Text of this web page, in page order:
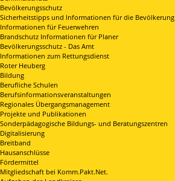
Bevölkerungsschutz
Sicherheitstipps und Informationen für die Bevölkerung
Informationen für Feuerwehren
Brandschutz Informationen für Planer
Bevölkerungsschutz - Das Amt
Informationen zum Rettungsdienst
Roter Heuberg
Bildung
Berufliche Schulen
Berufsinformationsveranstaltungen
Regionales Übergangsmanagement
Projekte und Publikationen
Sonderpädagogische Bildungs- und Beratungszentren
Digitalisierung
Breitband
Hausanschlüsse
Fördermittel
Mitgliedschaft bei Komm.Pakt.Net.